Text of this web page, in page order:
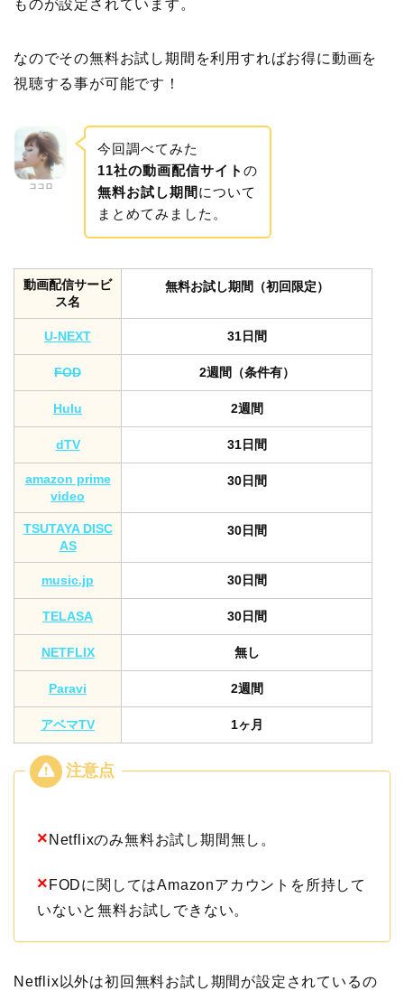
ものが設定されています。
なのでその無料お試し期間を利用すればお得に動画を
視聴する事が可能です！
ココロ
今回調べてみた
11社の動画配信サイト の
無料お試し期間 について
まとめてみました。
動画配信サービ
ス名
無料お試し期間（初回限定）
U-NEXT 31日間
FOD 2週間（条件有）
Hulu 2週間
dTV 31日間
amazon prime
video
30日間
TSUTAYA DISC
AS
30日間
music.jp 30日間
TELASA 30日間
NETFLIX 無し
Paravi 2週間
アベマTV 1ヶ月
× Netflixのみ無料お試し期間無し。
× FODに関してはAmazonアカウントを所持して
いないと無料お試しできない。
Netflix以外は初回無料お試し期間が設定されているの